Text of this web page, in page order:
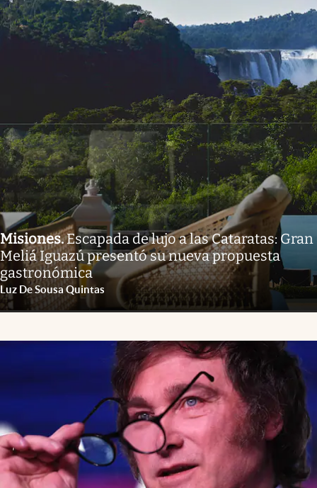
Misiones.Escapada de lujo a las Cataratas: Gran
Meliá Iguazú presentó su nueva propuesta
gastronómica
Luz De Sousa Quintas